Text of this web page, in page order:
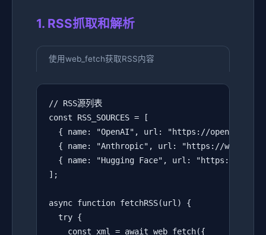
1. RSS抓取和解析
使用web_fetch获取RSS内容
// RSS源列表
const RSS_SOURCES = [
{ name: "OpenAI", url: "https://openai.com/
{ name: "Anthropic", url: "https://
{ name: "Hugging Face", url: "https://
];
async function fetchRSS(url) {
  try {
    const xml = await web_fetch({